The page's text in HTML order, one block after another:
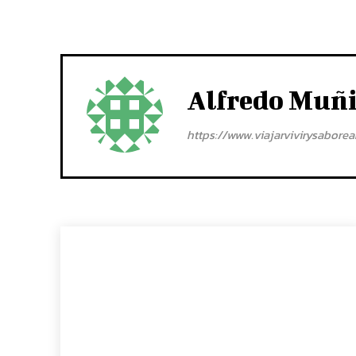
Alfredo
https://